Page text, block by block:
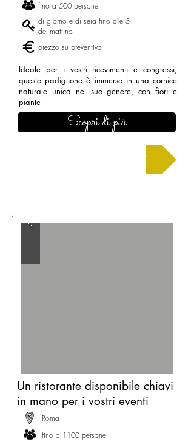
fino a 500 persone
di giorno e di sera fino alle 5
del mattino
prezzo su preventivo
Ideale per i vostri ricevimenti e congressi,
questo padiglione è immerso in una cornice
naturale unica nel suo genere, con fiori e
piante
Scopri di più
Un ristorante disponibile chiavi
in mano per i vostri eventi
Roma
fino a 1100 persone